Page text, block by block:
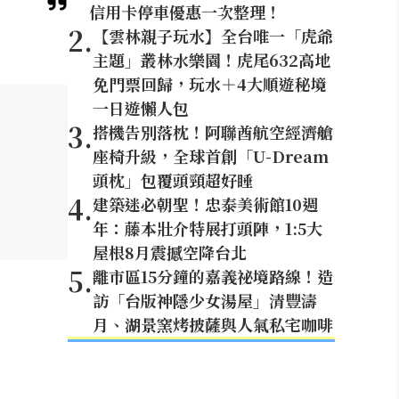
信用卡停車優惠一次整理！
2. 【雲林親子玩水】全台唯一「虎爺
主題」叢林水樂園！虎尾632高地
免門票回歸，玩水＋4大順遊秘境
一日遊懶人包
3.搭機告別落枕！阿聯酋航空經濟艙
座椅升級，全球首創「U-Dream
頭枕」包覆頭頸超好睡
4.建築迷必朝聖！忠泰美術館10週
年：藤本壯介特展打頭陣，1:5大
屋根8月震撼空降台北
5.離市區15分鐘的嘉義祕境路線！造
訪「台版神隱少女湯屋」清豐濤
月、湖景窯烤披薩與人氣私宅咖啡